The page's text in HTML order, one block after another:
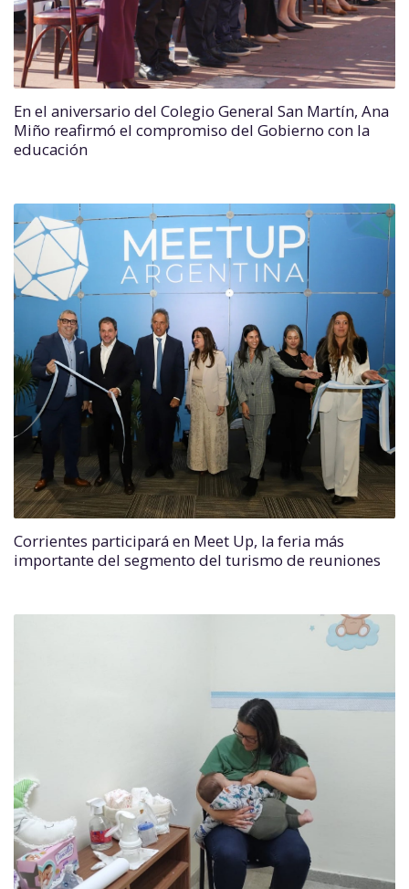
En el aniversario del Colegio General San Martín, Ana
Miño reafirmó el compromiso del Gobierno con la
educación
Corrientes participará en Meet Up, la feria más
importante del segmento del turismo de reuniones